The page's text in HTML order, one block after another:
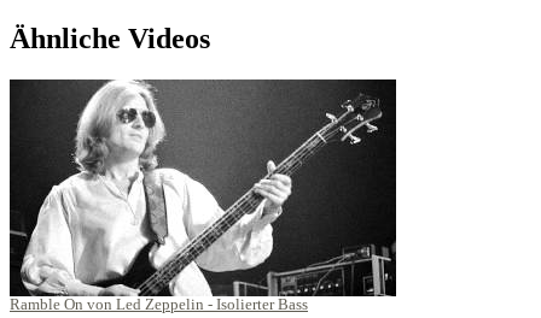
Ähnliche Videos
Ramble On von Led Zeppelin - Isolierter Bass